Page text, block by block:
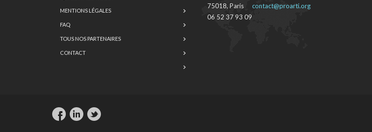
MENTIONS LÉGALES
FAQ
TOUS NOS PARTENAIRES
CONTACT
75018, Paris
06 52 37 93 09
contact@proarti.org